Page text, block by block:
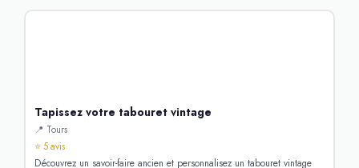
Tapissez votre tabouret vintage
📍 Tours
⭐ 5 avis
Découvrez un savoir-faire ancien et personnalisez un tabouret vintage